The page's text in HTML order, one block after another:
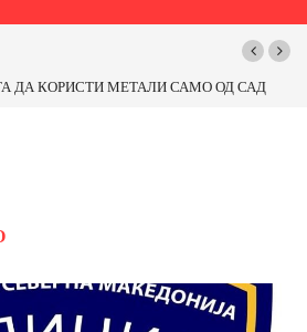
ДА КОРИСТИ МЕТАЛИ САМО ОД САД